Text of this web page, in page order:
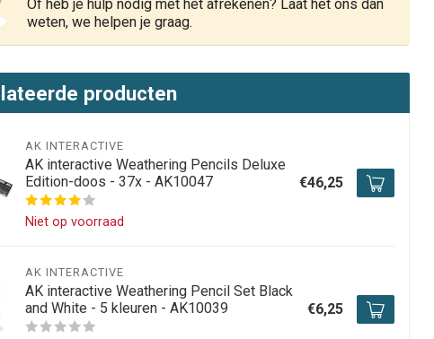
Of heb je hulp nodig met het afrekenen? Laat het ons dan
weten, we helpen je graag.
producten
AK INTERACTIVE
AK interactive Weathering Pencils Deluxe
Edition-doos - 37x - AK10047
Niet op voorraad
€46,25
AK INTERACTIVE
AK interactive Weathering Pencil Set Black
and White - 5 kleuren - AK10039
€6,25